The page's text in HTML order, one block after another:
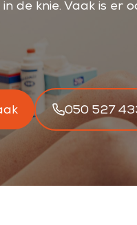
de knie. Vaak is er
050 527